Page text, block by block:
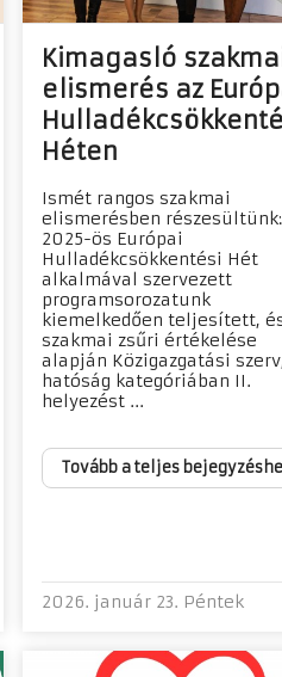
Kimagasló
elismerés az
Héten
Ismét rangos szakmai
elismerésben
2025-ös Európai
Hulladékcsökkentési Hét
alkalmával szervezett
programsorozatunk
kiemelkedően teljesített,
szakmai zsűri értékelése
alapján Közigazgatási
hatóság kategóriában II.
helyezést ...
Tovább a teljes
2026. január 23. Péntek